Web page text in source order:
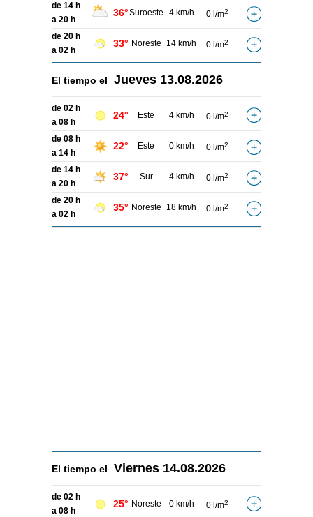
de 14 h
a 20 h
36°Suroeste 4 km/h 0 l/m2
de 20 h
a 02 h
33° Noreste 14 km/h 0 l/m2
El tiempo el Jueves 13.08.2026
de 02 h
a 08 h
24° Este 4 km/h 0 l/m2
de 08 h
a 14 h
22° Este 0 km/h 0 l/m2
de 14 h
a 20 h
37° Sur 4 km/h 0 l/m2
de 20 h
a 02 h
35° Noreste 18 km/h 0 l/m2
El tiempo el Viernes 14.08.2026
de 02 h
a 08 h
25° Noreste 0 km/h 0 l/m2